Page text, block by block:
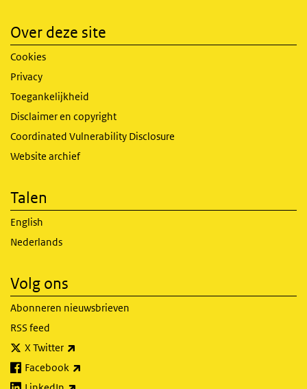
Over deze site
Cookies
Privacy
Toegankelijkheid
Disclaimer en copyright
Coordinated Vulnerability Disclosure
Website archief
Talen
English
Nederlands
Volg ons
Abonneren nieuwsbrieven
RSS feed
X Twitter
Facebook